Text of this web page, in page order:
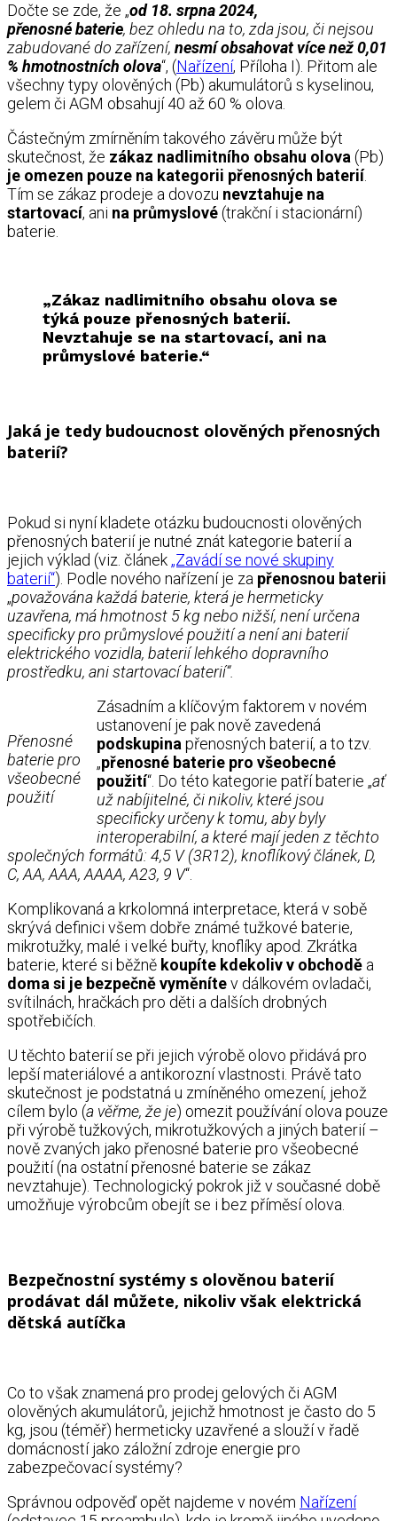
Dočte se zde, že „od 18. srpna 2024,
přenosné baterie, bez ohledu na to, zda jsou, či nejsou
zabudované do zařízení, nesmí obsahovat více než 0,01
% hmotnostních olova“, (Nařízení, Příloha I). Přitom ale
všechny typy olověných (Pb) akumulátorů s kyselinou,
gelem či AGM obsahují 40 až 60 % olova.
Částečným zmírněním takového závěru může být
skutečnost, že zákaz nadlimitního obsahu olova(Pb)
je omezen pouze na kategorii přenosných baterií.
Tím se zákaz prodeje a dovozu nevztahuje na
startovací, ani na průmyslové(trakční i stacionární)
baterie.
„Zákaz nadlimitního obsahu olova se
týká pouze přenosných baterií.
Nevztahuje se na startovací, ani na
průmyslové baterie.“
Jaká je tedy budoucnost olověných přenosných
baterií?
Pokud si nyní kladete otázku budoucnosti olověných
přenosných baterií je nutné znát kategorie baterií a
jejich výklad (viz. článek„Zavádí se nové skupiny
baterií“). Podle nového nařízení je za přenosnou baterii
„považována každá baterie, která je hermeticky
uzavřena, má hmotnost 5 kg nebo nižší, není určena
specificky pro průmyslové použití a není ani baterií
elektrického vozidla, baterií lehkého dopravního
prostředku, ani startovací baterií“.
Přenosné
baterie pro
všeobecné
použití
Zásadním a klíčovým faktorem v novém
ustanovení je pak nově zavedená
podskupinapřenosných baterií, a to tzv.
„přenosné baterie pro všeobecné
použití“. Do této kategorie patří baterie „ať
už nabíjitelné, či nikoliv, které jsou
specificky určeny k tomu, aby byly
interoperabilní, a které mají jeden z těchto
společných formátů: 4,5 V (3R12), knoflíkový článek, D,
C, AA, AAA, AAAA, A23, 9 V“.
Komplikovaná a krkolomná interpretace, která v sobě
skrývá definici všem dobře známé tužkové baterie,
mikrotužky, malé i velké buřty, knoflíky apod. Zkrátka
baterie, které si běžně koupíte kdekoliv v obchodě a
doma si je bezpečně vyměnítev dálkovém ovladači,
svítilnách, hračkách pro děti a dalších drobných
spotřebičích.
U těchto baterií se při jejich výrobě olovo přidává pro
lepší materiálové a antikorozní vlastnosti. Právě tato
skutečnost je podstatná u zmíněného omezení, jehož
cílem bylo (a věřme, že je) omezit používání olova pouze
při výrobě tužkových, mikrotužkových a jiných baterií –
nově zvaných jako přenosné baterie pro všeobecné
použití (na ostatní přenosné baterie se zákaz
nevztahuje). Technologický pokrok již v současné době
umožňuje výrobcům obejít se i bez příměsí olova.
Bezpečnostní systémy s olověnou baterií
prodávat dál můžete, nikoliv však elektrická
dětská autíčka
Co to však znamená pro prodej gelových či AGM
olověných akumulátorů, jejichž hmotnost je často do 5
kg, jsou (téměř) hermeticky uzavřené a slouží v řadě
domácností jako záložní zdroje energie pro
zabezpečovací systémy?
Správnou odpověď opět najdeme v novém Nařízení